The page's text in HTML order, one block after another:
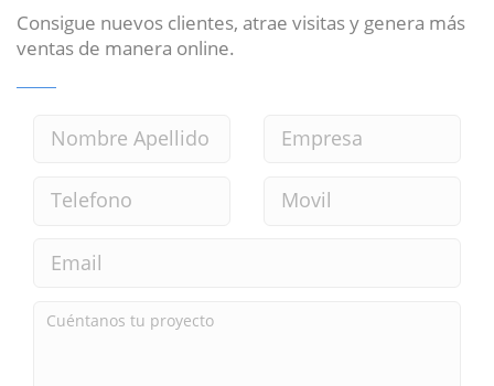
Consigue nuevos clientes, atrae visitas y genera más
ventas de manera online.